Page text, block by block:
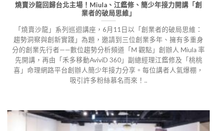
燒賣沙龍回歸台北主場！Miula、江鑑修、簡少年接力開講「創
業者的破局思維」
「燒賣沙龍」系列巡迴講座，6月11日以「創業者的破局思維：
趨勢洞察與創新實踐」為題，邀請到三位創業多年、擁有多重身
分的創業先行者——數位趨勢分析頻道「M 觀點」創辦人 Miula 率
先開講，再由「禾多移動AviviD 360」副總經理江鑑修及「桃桃
喜」命理網路平台創辦人簡少年接力分享。每位講者人氣爆棚，
吸引許多粉絲慕名而來！..